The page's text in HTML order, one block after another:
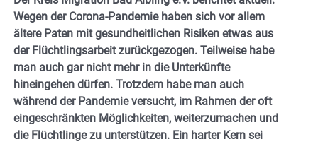
Wegen der Corona-Pandemie haben sich vor allem
ältere Paten mit gesundheitlichen Risiken etwas aus
der Flüchtlingsarbeit zurückgezogen. Teilweise habe
man auch gar nicht mehr in die Unterkünfte
hineingehen dürfen. Trotzdem habe man auch
während der Pandemie versucht, im Rahmen der oft
eingeschränkten Möglichkeiten, weiterzumachen und
die Flüchtlinge zu unterstützen. Ein harter Kern sei